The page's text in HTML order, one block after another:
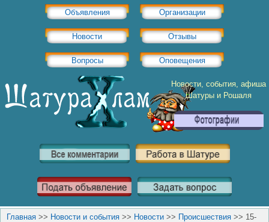
Объявления Организации
Новости Отзывы
Вопросы Оповещения
Новости, события, афиша
Шатуры и Рошаля
Главная >> Новости и события >> Новости >> Происшествия >> 15-